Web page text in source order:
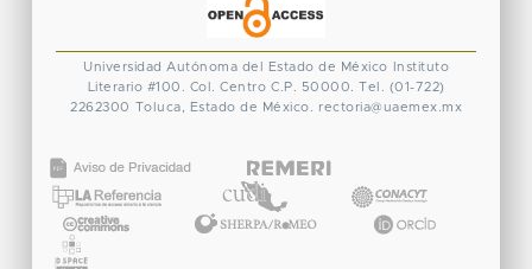
Universidad Autónoma del Estado de México
Instituto
Literario #100. Col. Centro C.P. 50000. Tel. (01-722)
2262300 Toluca, Estado de México. rectoria@uaemex.mx